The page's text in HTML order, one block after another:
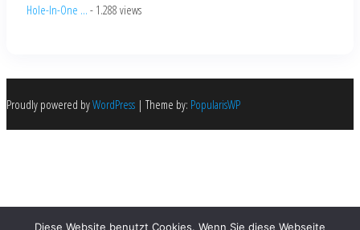
Hole-In-One ... - 1.288 views
Proudly powered byWordPress | Theme by: PopularisWP
Diese Website benutzt Cookies. Wenn Sie diese Webseite